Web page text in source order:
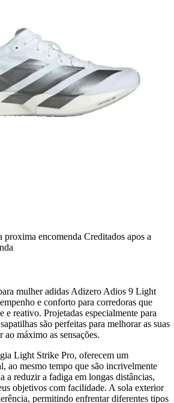
proxima encomenda Creditados apos a
mulher adidas Adizero Adios 9 Light
e conforto para corredoras que
e reativo. Projetadas especialmente para
são perfeitas para melhorar as suas
máximo as sensações.
Light Strike Pro, oferecem um
ao mesmo tempo que são incrivelmente
a reduzir a fadiga em longas distâncias,
objetivos com facilidade. A sola exterior
permitindo enfrentar diferentes tipos